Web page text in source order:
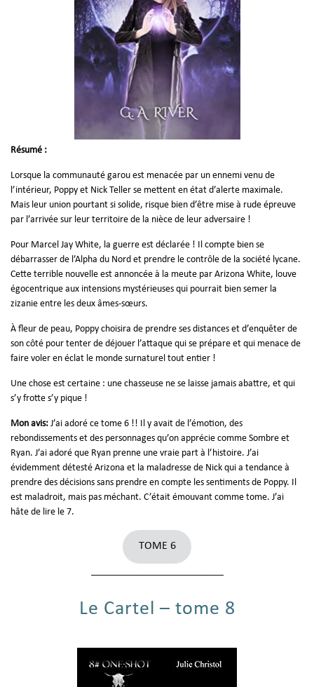
Résumé :
Lorsque la communauté garou est menacée par un ennemi venu de
l’intérieur, Poppy et Nick Teller se mettent en état d’alerte maximale.
Mais leur union pourtant si solide, risque bien d’être mise à rude épreuve
par l’arrivée sur leur territoire de la nièce de leur adversaire !
Pour Marcel Jay White, la guerre est déclarée ! Il compte bien se
débarrasser de l’Alpha du Nord et prendre le contrôle de la société lycane.
Cette terrible nouvelle est annoncée à la meute par Arizona White, louve
égocentrique aux intensions mystérieuses qui pourrait bien semer la
zizanie entre les deux âmes-sœurs.
À fleur de peau, Poppy choisira de prendre ses distances et d’enquêter de
son côté pour tenter de déjouer l’attaque qui se prépare et qui menace de
faire voler en éclat le monde surnaturel tout entier !
Une chose est certaine : une chasseuse ne se laisse jamais abattre, et qui
s’y frotte s’y pique !
Mon avis: J’ai adoré ce tome 6 !! Il y avait de l’émotion, des
rebondissements et des personnages qu’on apprécie comme Sombre et
Ryan. J’ai adoré que Ryan prenne une vraie part à l’histoire. J’ai
évidemment détesté Arizona et la maladresse de Nick qui a tendance à
prendre des décisions sans prendre en compte les sentiments de Poppy. Il
est maladroit, mais pas méchant. C’était émouvant comme tome. J’ai
hâte de lire le 7.
TOME 6
Le Cartel – tome 8